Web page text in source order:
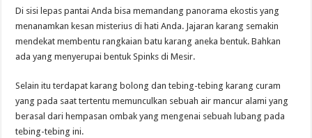
Di sisi lepas pantai Anda bisa memandang panorama ekostis yang
menanamkan kesan misterius di hati Anda. Jajaran karang semakin
mendekat membentu rangkaian batu karang aneka bentuk. Bahkan
ada yang menyerupai bentuk Spinks di Mesir.
Selain itu terdapat karang bolong dan tebing-tebing karang curam
yang pada saat tertentu memunculkan sebuah air mancur alami yang
berasal dari hempasan ombak yang mengenai sebuah lubang pada
tebing-tebing ini.